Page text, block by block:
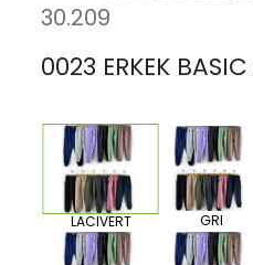
30.209
0023 ERKEK
LACIVERT GRI